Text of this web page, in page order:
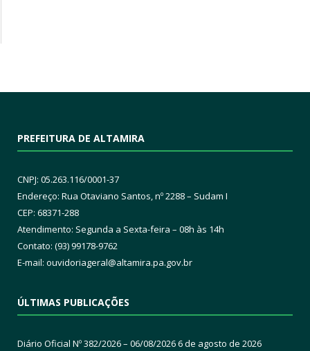
PREFEITURA DE ALTAMIRA
CNPJ: 05.263.116/0001-37
Endereço: Rua Otaviano Santos, nº 2288 – Sudam I
CEP: 68371-288
Atendimento: Segunda a Sexta-feira – 08h às 14h
Contato: (93) 99178-9762
E-mail: ouvidoriageral@altamira.pa.gov.br
ÚLTIMAS PUBLICAÇÕES
Diário Oficial Nº 382/2026 – 06/08/20266 de agosto de 2026